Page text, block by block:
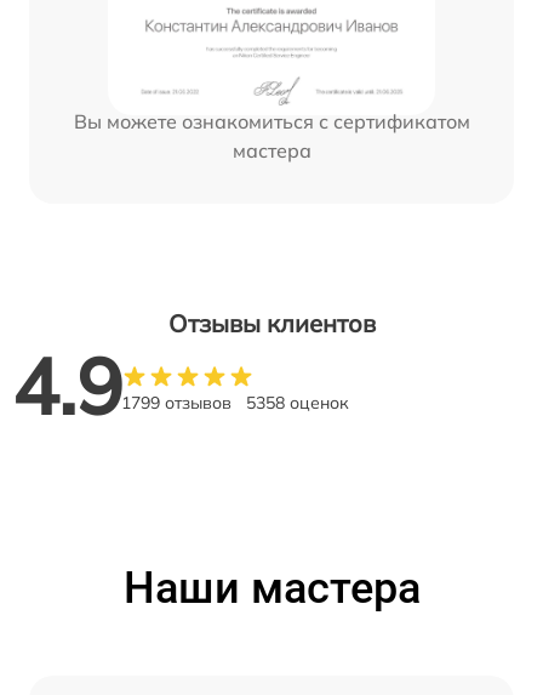
Вы можете ознакомиться с сертификатом
мастера
Отзывы клиентов
4.91799 отзывов 5358 оценок
Наши мастера